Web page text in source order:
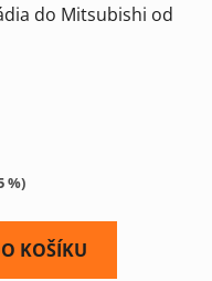
do Mitsubishi od
%)
KOŠÍKU